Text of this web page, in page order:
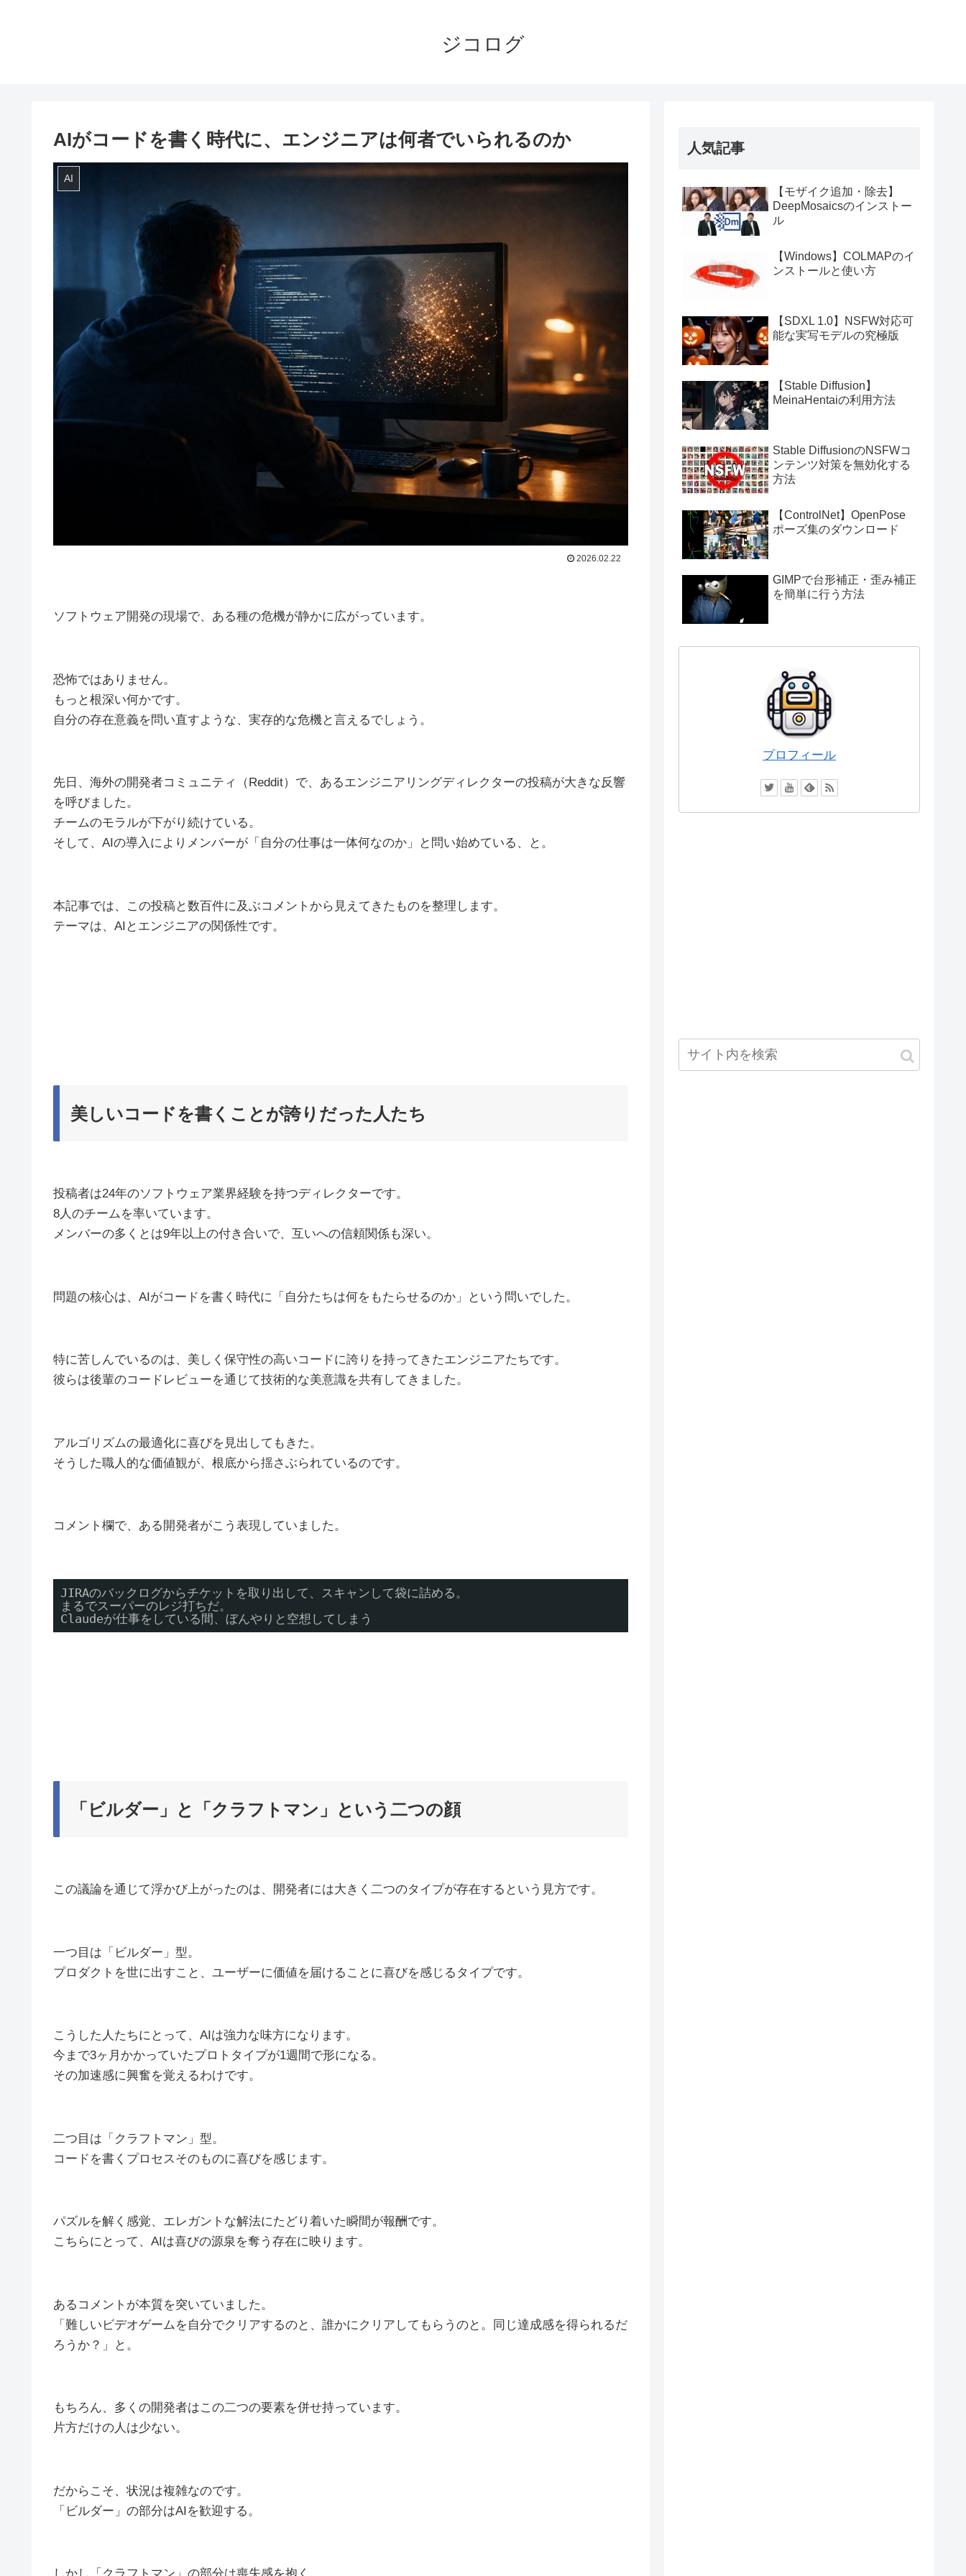
ジコログ
AIがコードを書く時代に、エンジニアは何者でいられるのか
AI
2026.02.22
ソフトウェア開発の現場で、ある種の危機が静かに広がっています。
恐怖ではありません。
もっと根深い何かです。
自分の存在意義を問い直すような、実存的な危機と言えるでしょう。
先日、海外の開発者コミュニティ（Reddit）で、あるエンジニアリングディレクターの投稿が大きな反響
を呼びました。
チームのモラルが下がり続けている。
そして、AIの導入によりメンバーが「自分の仕事は一体何なのか」と問い始めている、と。
本記事では、この投稿と数百件に及ぶコメントから見えてきたものを整理します。
テーマは、AIとエンジニアの関係性です。
美しいコードを書くことが誇りだった人たち
投稿者は24年のソフトウェア業界経験を持つディレクターです。
8人のチームを率いています。
メンバーの多くとは9年以上の付き合いで、互いへの信頼関係も深い。
問題の核心は、AIがコードを書く時代に「自分たちは何をもたらせるのか」という問いでした。
特に苦しんでいるのは、美しく保守性の高いコードに誇りを持ってきたエンジニアたちです。
彼らは後輩のコードレビューを通じて技術的な美意識を共有してきました。
アルゴリズムの最適化に喜びを見出してもきた。
そうした職人的な価値観が、根底から揺さぶられているのです。
コメント欄で、ある開発者がこう表現していました。
JIRAのバックログからチケットを取り出して、スキャンして袋に詰める。
まるでスーパーのレジ打ちだ。
Claudeが仕事をしている間、ぼんやりと空想してしまう
「ビルダー」と「クラフトマン」という二つの顔
この議論を通じて浮かび上がったのは、開発者には大きく二つのタイプが存在するという見方です。
一つ目は「ビルダー」型。
プロダクトを世に出すこと、ユーザーに価値を届けることに喜びを感じるタイプです。
こうした人たちにとって、AIは強力な味方になります。
今まで3ヶ月かかっていたプロトタイプが1週間で形になる。
その加速感に興奮を覚えるわけです。
二つ目は「クラフトマン」型。
コードを書くプロセスそのものに喜びを感じます。
パズルを解く感覚、エレガントな解法にたどり着いた瞬間が報酬です。
こちらにとって、AIは喜びの源泉を奪う存在に映ります。
あるコメントが本質を突いていました。
「難しいビデオゲームを自分でクリアするのと、誰かにクリアしてもらうのと。同じ達成感を得られるだ
ろうか？」と。
もちろん、多くの開発者はこの二つの要素を併せ持っています。
片方だけの人は少ない。
だからこそ、状況は複雑なのです。
「ビルダー」の部分はAIを歓迎する。
人気記事
【モザイク追加・除去】
DeepMosaicsのインストー
ル
【Windows】COLMAPのイ
ンストールと使い方
【SDXL 1.0】NSFW対応可
能な実写モデルの究極版
【Stable Diffusion】
MeinaHentaiの利用方法
Stable DiffusionのNSFWコ
ンテンツ対策を無効化する
方法
【ControlNet】OpenPose
ポーズ集のダウンロード
GIMPで台形補正・歪み補正
を簡単に行う方法
プロフィール